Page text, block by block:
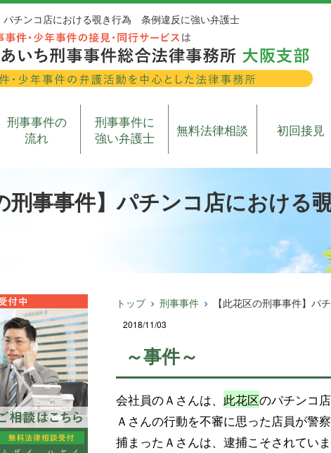
パチンコ店における覗き行為 条例違反に強い弁護士
刑事事件の
流れ
刑事事件に
強い弁護士
無料法律相談 初回接見
刑事事件】パチンコ店におけ
トップ 刑事事件 【此花区の刑事事件】
2018/11/03
～事件～
会社員のＡさんは、 此花区のパチンコ
Ａさんの行動を不審に思った店員が警
捕まったＡさんは、逮捕こそされていま